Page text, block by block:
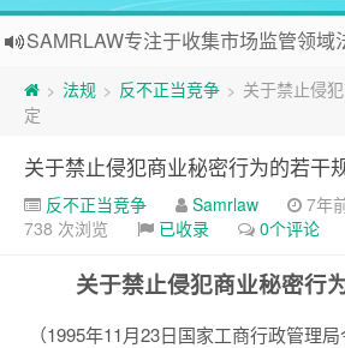
SAMRLAW专注于收集市场监管领域
> 法规 > 反不正当竞争 > 关于禁止侵
定
关于禁止侵犯商业秘密行为的若干
反不正当竞争 Samrlaw
7年
738 次浏览
已收录 0个评论
关于禁止侵犯商业秘密行
（1995年11月23日国家工商行政管理